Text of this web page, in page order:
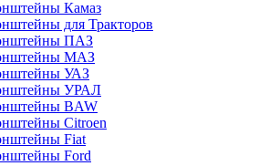
Камаз
для Тракторов
ПАЗ
МАЗ
УАЗ
УРАЛ
BAW
Citroen
Fiat
Ford